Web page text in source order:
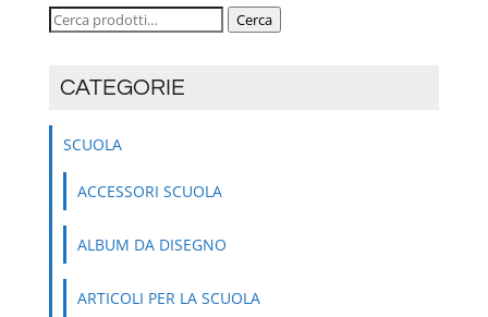
Cerca: Cerca
CATEGORIE
SCUOLA
ACCESSORI SCUOLA
ALBUM DA DISEGNO
ARTICOLI PER LA SCUOLA